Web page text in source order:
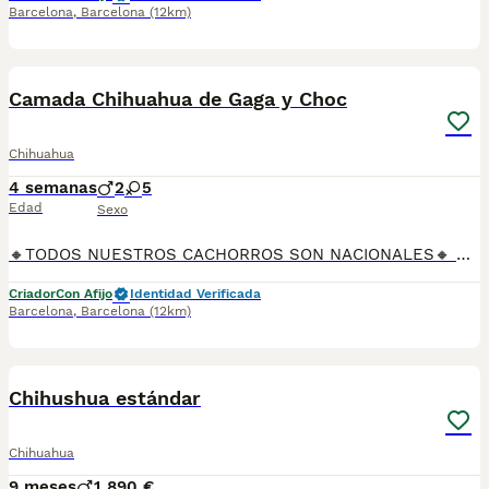
Barcelona, Barcelona (12km)
Camada Chihuahua de Gaga y Choc
Chihuahua
4 semanas
Edad
2 5
Sexo
🔸TODOS NUESTROS CACHORROS SON NACIONALES🔸 Se entregan con sus vacunas, desparasitaciones internas y externas, microchip y su registro, cartilla sanitaria, contrato de garantías, toda su documentación legal y factura. ✅ Somos un criadero familiar autorizado y certificado por la Generalitat de Catalunya bajo el número de Núcleo Zoológico G25/00314. 💙 Con más de 30 años promoviendo la cría responsable. PARA MÁS INFORMACIÓN: ☎️ TIENDA 933095977 📱 CRIADERO 685878504 📱 WHATSAPP 674320847 🐶 Puedes conocer a los cachorros en persona (cita previa) 💻 Fotos y vídeos www.aquanatura.es 🚙 Hacemos envíos 💰 Financiamos 📌 Calle Roger de Flor 45, muy cerca del Arc de Triomf de Barcelona, de Lunes a Sábados.
CriadorCon Afijo
Identidad Verificada
Barcelona, Barcelona (12km)
Chihushua estándar
Chihuahua